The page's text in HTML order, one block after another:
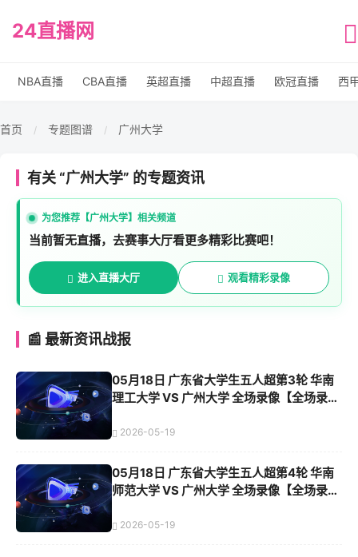
24直播网
NBA直播 CBA直播 英超直播 中超直播 欧冠直播 西
首页 / 专题图谱 / 广州大学
有关 “广州大学” 的专题资讯
为您推荐【广州大学】相关频道
当前暂无直播，去赛事大厅看更多精彩比赛吧！
进入直播大厅 观看精彩录像
📰 最新资讯战报
05月18日 广东省大学生五人超第3轮 华南
理工大学 VS 广州大学 全场录像【全场录像
2026-05-19
05月18日 广东省大学生五人超第4轮 华南
师范大学 VS 广州大学 全场录像【全场录像
2026-05-19